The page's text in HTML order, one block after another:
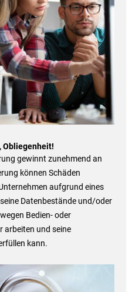
Obliegenheit!
gewinnt zunehmend an
können Schäden
aufgrund eines
Datenbestände und/oder
Bedien- oder
arbeiten und seine
kann.